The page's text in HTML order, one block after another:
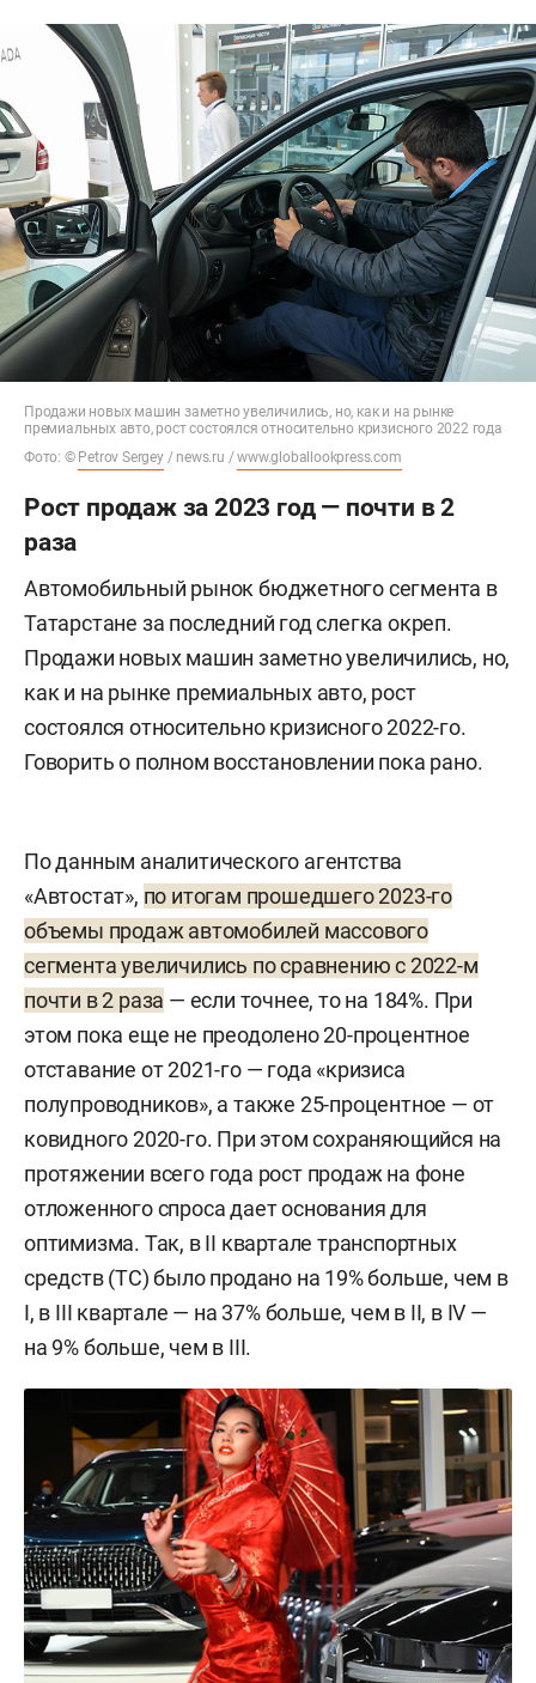
Продажи новых машин заметно увеличились, но, как и на рынке
премиальных авто, рост состоялся относительно кризисного 2022 года
Фото: © Petrov Sergey/ news.ru /www.globallookpress.com
Рост продаж за 2023 год — почти в 2
раза
Автомобильный рынок бюджетного сегмента в
Татарстане за последний год слегка окреп.
Продажи новых машин заметно увеличились, но,
как и на рынке премиальных авто, рост
состоялся относительно кризисного 2022-го.
Говорить о полном восстановлении пока рано.
По данным аналитического агентства
«Автостат», по итогам прошедшего 2023-го
объемы продаж автомобилей массового
сегмента увеличились по сравнению с 2022-м
почти в 2 раза — если точнее, то на 184%. При
этом пока еще не преодолено 20-процентное
отставание от 2021-го — года «кризиса
полупроводников», а также 25-процентное — от
ковидного 2020-го. При этом сохраняющийся на
протяжении всего года рост продаж на фоне
отложенного спроса дает основания для
оптимизма. Так, в II квартале транспортных
средств (ТС) было продано на 19% больше, чем в
I, в III квартале — на 37% больше, чем в II, в IV —
на 9% больше, чем в III.